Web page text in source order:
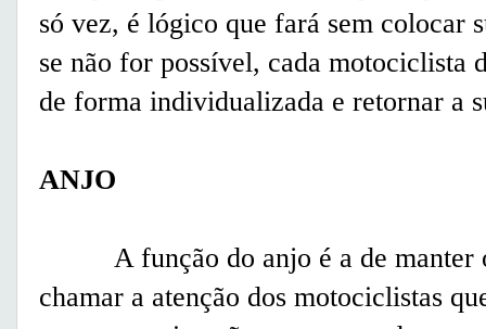
só vez, é lógico que fará sem colocar
se não for possível, cada motociclista
de forma individualizada e retornar a
ANJO
A função do anjo é a de manter o
chamar a atenção dos motociclistas